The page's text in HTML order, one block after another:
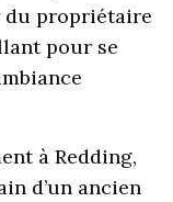
du propriétaire
pour se
à Redding,
d’un ancien